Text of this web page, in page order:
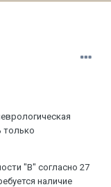
только
"В" согласно 27
наличие